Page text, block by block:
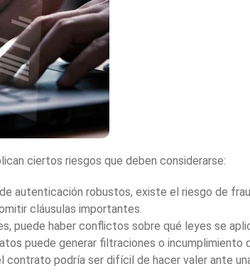
ciertos riesgos que deben considerarse:
autenticación robustos, existe el riesgo de
cláusulas importantes.
puede haber conflictos sobre qué leyes se
puede generar filtraciones o incumplimiento
contrato podría ser difícil de hacer valer ante